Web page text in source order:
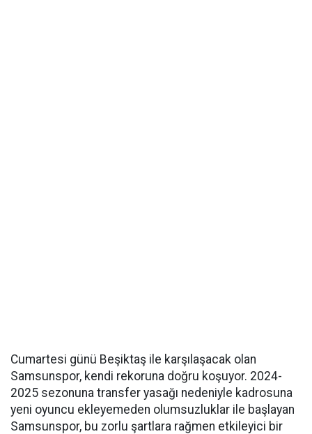
Cumartesi günü Beşiktaş ile karşılaşacak olan
Samsunspor, kendi rekoruna doğru koşuyor. 2024-
2025 sezonuna transfer yasağı nedeniyle kadrosuna
yeni oyuncu ekleyemeden olumsuzluklar ile başlayan
Samsunspor, bu zorlu şartlara rağmen etkileyici bir